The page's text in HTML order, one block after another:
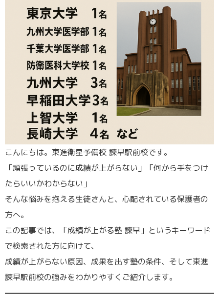
こんにちは。東進衛星予備校 諫早駅前校です。
「頑張っているのに成績が上がらない」「何から手をつけ
たらいいかわからない」
そんな悩みを抱える生徒さんと、心配されている保護者の
方へ。
この記事では、「成績が上がる塾 諫早」というキーワード
で検索された方に向けて、
成績が上がらない原因、成果を出す塾の条件、そして東進
諫早駅前校の強みをわかりやすくご紹介します。